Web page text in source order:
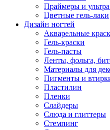
Праймеры и
Цветные гель-лаки
Дизайн ногтей
Акварельные
Гель-краски
Гель-пасты
Ленты, фольга,
Материалы для
Пигменты и
Пластилин
Пленки
Слайдеры
Слюда и глиттеры
Стемпинг